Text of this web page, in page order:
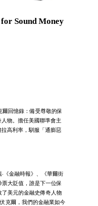
Sound Money
爾回憶錄：備受尊敬的保
物。擔任美國聯準會主
高利率，馴服「通膨惡
《金融時報》、《華爾街
大貶值，誰是下一位保
美元的金融史傳奇人物
克爾，我們的金融業如今